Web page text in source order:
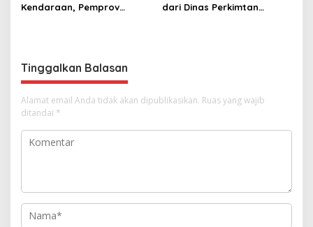
Kendaraan, Pemprov
dari Dinas Perkimtan
Tinggalkan Balasan
Alamat email Anda tidak akan dipublikasikan. Ruas yang wajib
ditandai *